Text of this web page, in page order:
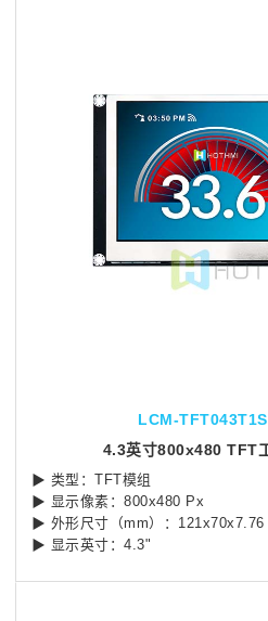
LCM-
4.3英寸800x480 TFT
▶ 类型：TFT模组
▶ 显示像素：800x480 Px
▶ 外形尺寸（mm）：121x70x7.76
▶ 显示英寸：4.3"